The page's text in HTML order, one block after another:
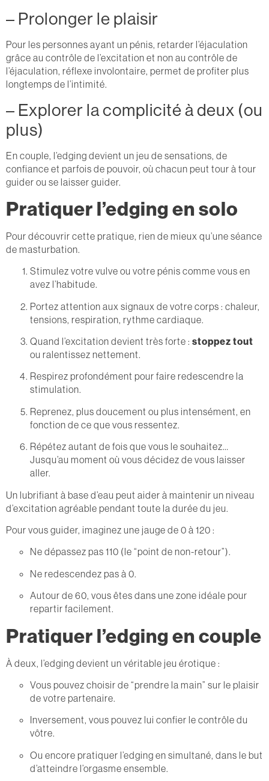
– Prolonger le plaisir
Pour les personnes ayant un pénis, retarder l’éjaculation
grâce au contrôle de l’excitation et non au contrôle de
l’éjaculation, réflexe involontaire, permet de profiter plus
longtemps de l’intimité.
– Explorer la complicité à deux (ou
plus)
En couple, l’edging devient un jeu de sensations, de
confiance et parfois de pouvoir, où chacun peut tour à tour
guider ou se laisser guider.
Pratiquer l’edging en solo
Pour découvrir cette pratique, rien de mieux qu’une séance
de masturbation.
Stimulez votre vulve ou votre pénis comme vous en
avez l’habitude.
Portez attention aux signaux de votre corps : chaleur,
tensions, respiration, rythme cardiaque.
Quand l’excitation devient très forte : stoppez tout
ou ralentissez nettement.
Respirez profondément pour faire redescendre la
stimulation.
Reprenez, plus doucement ou plus intensément, en
fonction de ce que vous ressentez.
Répétez autant de fois que vous le souhaitez…
Jusqu’au moment où vous décidez de vous laisser
aller.
Un lubrifiant à base d’eau peut aider à maintenir un niveau
d’excitation agréable pendant toute la durée du jeu.
Pour vous guider, imaginez une jauge de 0 à 120 :
Ne dépassez pas 110 (le “point de non-retour”).
Ne redescendez pas à 0.
Autour de 60, vous êtes dans une zone idéale pour
repartir facilement.
Pratiquer l’edging en couple
À deux, l’edging devient un véritable jeu érotique :
Vous pouvez choisir de “prendre la main” sur le plaisir
de votre partenaire.
Inversement, vous pouvez lui confier le contrôle du
vôtre.
Ou encore pratiquer l’edging en simultané, dans le but
d’atteindre l’orgasme ensemble.